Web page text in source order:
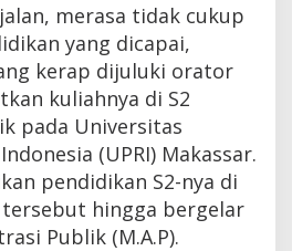
merasa tidak cukup
yang dicapai,
kerap dijuluki orator
kuliahnya di S2
pada Universitas
(UPRI) Makassar.
pendidikan S2-nya di
hingga bergelar
Publik (M.A.P).